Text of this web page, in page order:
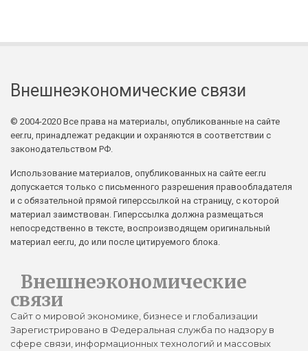
Внешнеэкономические связи
© 2004-2020 Все права на материалы, опубликованные на сайте
eer.ru, принадлежат редакции и охраняются в соответствии с
законодательством РФ.
Использование материалов, опубликованных на сайте eer.ru
допускается только с письменного разрешения правообладателя
и с обязательной прямой гиперссылкой на страницу, с которой
материал заимствован. Гиперссылка должна размещаться
непосредственно в тексте, воспроизводящем оригинальный
материал eer.ru, до или после цитируемого блока.
Внешнеэкономические
связи
Сайт о мировой экономике, бизнесе и глобализации
Зарегистрировано в Федеральная служба по надзору в
сфере связи, информационных технологий и массовых